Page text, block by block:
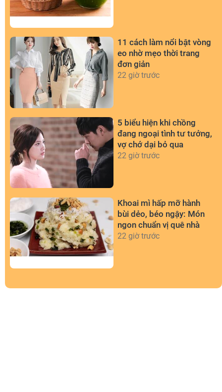
11 cách làm nổi bật vòng
eo nhờ mẹo thời trang
đơn giản
22 giờ trước
5 biểu hiện khi chồng
đang ngoại tình tư tưởng,
vợ chớ dại bỏ qua
22 giờ trước
Khoai mì hấp mỡ hành
bùi dẻo, béo ngậy: Món
ngon chuẩn vị quê nhà
22 giờ trước